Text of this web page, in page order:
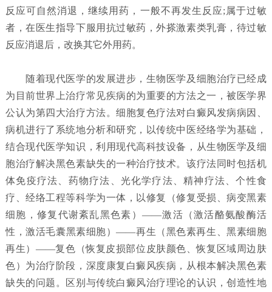
反应可自然消退，继续用药，一般不再发生反应;属于过敏
者，在医生指导下服用抗过敏药，外搽激素类乳膏，待过敏
反应消退后，改换其它外用药。
随着现代医学的发展进步，生物医学及细胞治疗已经成
为目前世界上治疗常见疾病的为重要的方法之一，被医学界
公认为第四大治疗方法。细胞复色疗法对白癜风发病病因、
病机进行了系统地分析和研究，以传统中医经络学为基础，
结合现代医学知识，利用现代高科技设备，从生物医学及细
胞治疗解决黑色素缺失的一种治疗技术。该疗法同时包括机
体免疫疗法、药物疗法、光化学疗法、精神疗法、个性食
疗、经络工程等科学为一体，以修复（修复受损、病变黑素
细胞，修复代谢紊乱黑色素）——激活（激活酪氨酸酶活
性，激活毛囊黑素细胞）——再生（黑色素再生、黑素细胞
再生）——复色（恢复皮损部位皮肤颜色、恢复区域周边肤
色）为治疗阶段，深度康复白癜风疾病，从根本解决黑色素
缺失的问题。区别与传统白癜风治疗理论的认识，创造性地